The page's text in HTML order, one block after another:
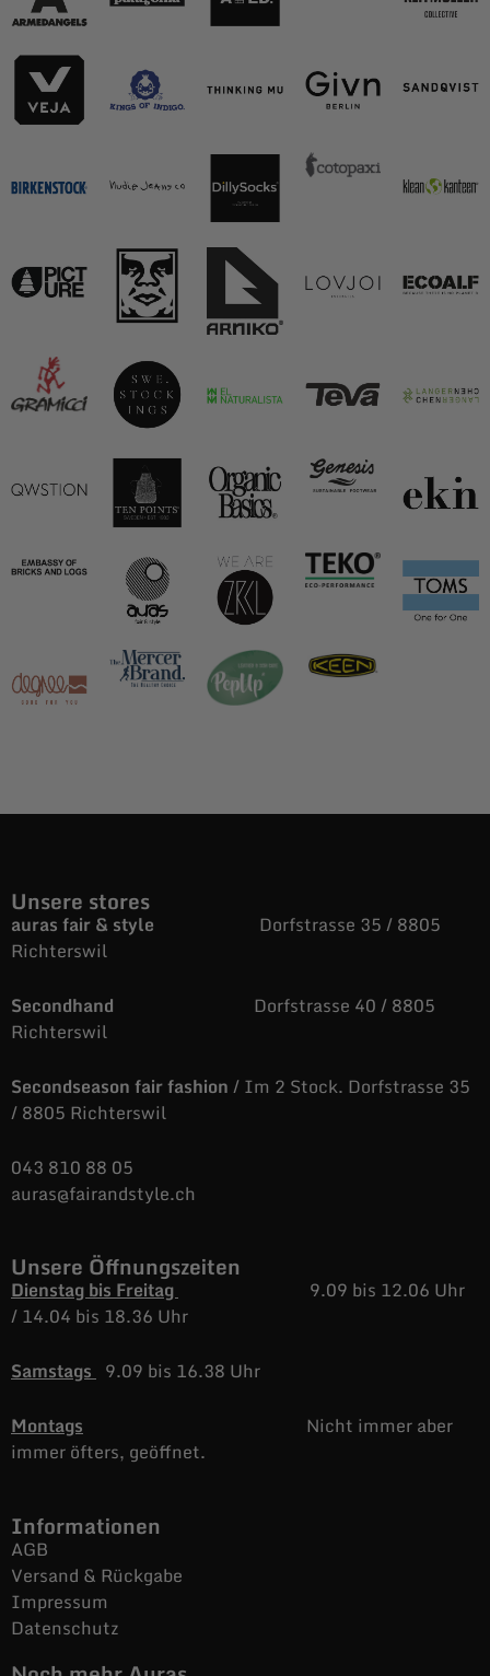
Unsere stores
auras fair & style Dorfstrasse 35 / 8805
Richterswil
Secondhand Dorfstrasse 40 / 8805
Richterswil
Secondseason fair fashion/ Im 2 Stock. Dorfstrasse 35
/ 8805 Richterswil
043 810 88 05
auras@fairandstyle.ch
Unsere Öffnungszeiten
Dienstag bis Freitag
9.09 bis 12.06 Uhr
/14.04 bis 18.36 Uhr
Samstags 9.09 bis 16.38 Uhr
Montags
Nicht immer aber
immer öfters, geöffnet.
Informationen
AGB
Versand & Rückgabe
Impressum
Datenschutz